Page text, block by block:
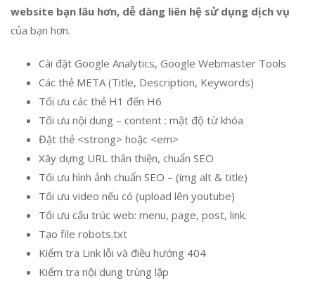
website bạn lâu hơn, dễ dàng liên hệ sử dụng dịch vụ
của bạn hơn.
Cài đặt Google Analytics, Google Webmaster Tools
Các thẻ META (Title, Description, Keywords)
Tối ưu các thẻ H1 đến H6
Tối ưu nội dung – content : mật độ từ khóa
Đặt thẻ <strong> hoặc <em>
Xây dựng URL thân thiện, chuẩn SEO
Tối ưu hình ảnh chuẩn SEO – (img alt & title)
Tối ưu video nếu có (upload lên youtube)
Tối ưu cấu trúc web: menu, page, post, link.
Tạo file robots.txt
Kiểm tra Link lỗi và điều hướng 404
Kiểm tra nội dung trùng lặp